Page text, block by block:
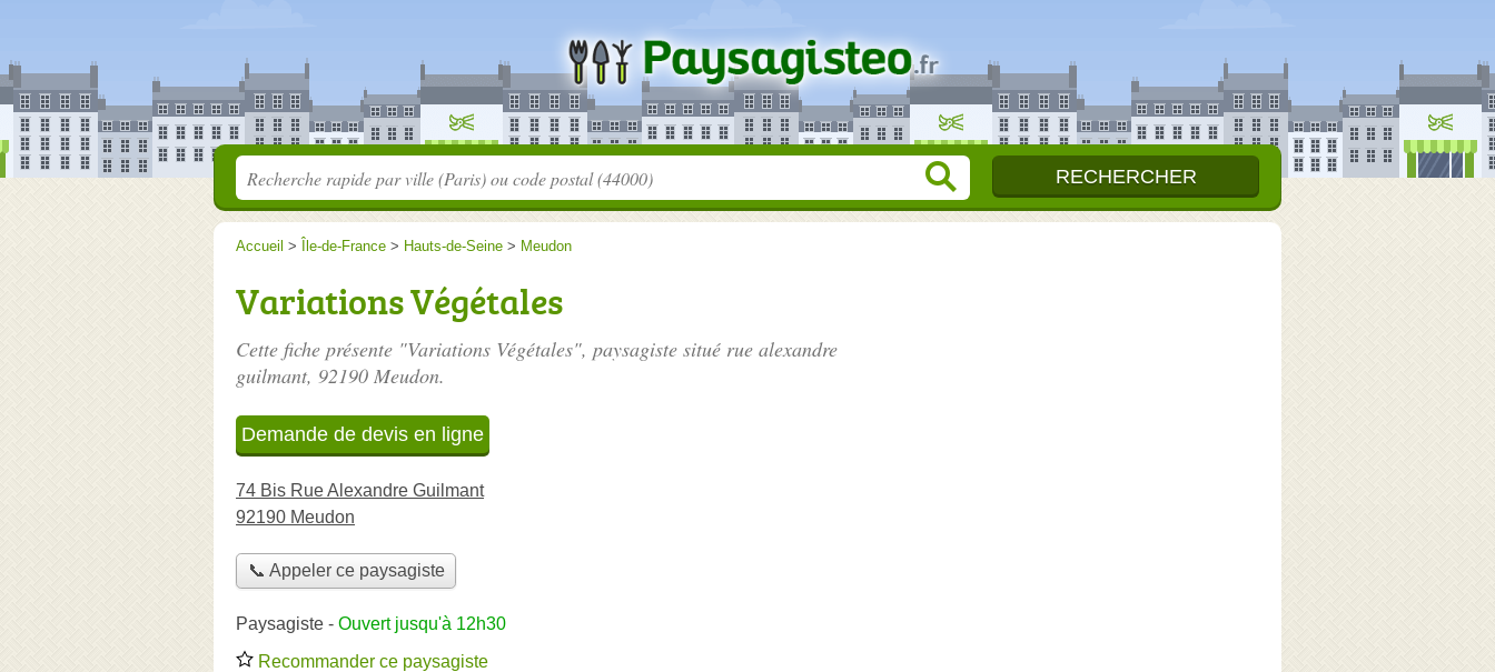
Accueil > Île-de-France > Hauts-de-Seine > Meudon
Variations Végétales
Cette fiche présente "Variations Végétales", paysagiste situé rue alexandre
guilmant, 92190 Meudon.
Demande de devis en ligne
74 Bis Rue Alexandre Guilmant
92190 Meudon
📞 Appeler ce paysagiste
Paysagiste - Ouvert jusqu'à 12h30
Recommander ce paysagiste